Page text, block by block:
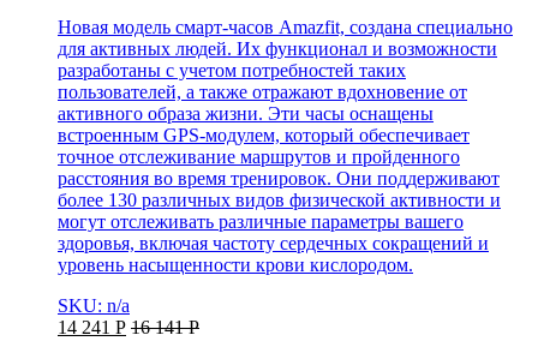
Новая модель смарт-часов Amazfit, создана специально
для активных людей. Их функционал и возможности
разработаны с учетом потребностей таких
пользователей, а также отражают вдохновение от
активного образа жизни. Эти часы оснащены
встроенным GPS-модулем, который обеспечивает
точное отслеживание маршрутов и пройденного
расстояния во время тренировок. Они поддерживают
более 130 различных видов физической активности и
могут отслеживать различные параметры вашего
здоровья, включая частоту сердечных сокращений и
уровень насыщенности крови кислородом.
SKU: n/a
14 241 Р 16 141Р